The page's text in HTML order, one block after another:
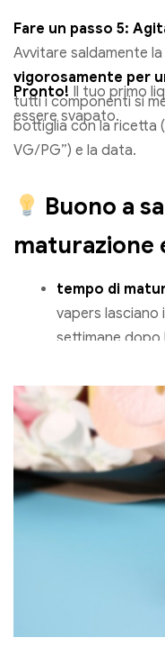
Fare un passo 5:
Avvitare saldamente
vigorosamente per
tutti i componenti si
bottiglia con la ricetta
VG/PG”) e la data.
Pronto! Il tuo primo
essere svapato.
Buono a
maturazione
tempo di
vapers lasciano
settimane dopo
particolarmente
consigliano
frutta spesso
dopo la
abbastanza
settimana.
scuro o
normale. È
che non
continuare a